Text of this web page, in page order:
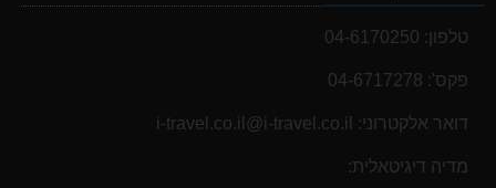
טלפון: 04-6170250
פקס': 04-6717278
דואר אלקטרוני: i-travel.co.il@i-travel.co.il
מדיה דיגיטאלית: